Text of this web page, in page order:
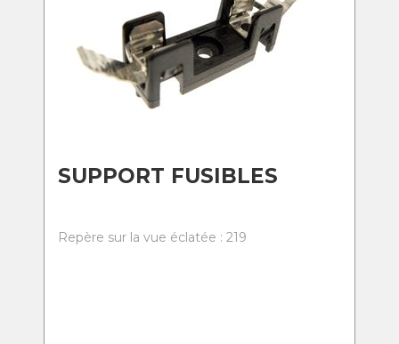
SUPPORT FUSIBLES
Repère sur la vue éclatée : 219